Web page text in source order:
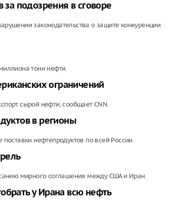
подозрения в сговоре
законодательства о защите конкуренции
тонн нефти.
ограничений
сырой нефти, сообщает CNN.
в регионы
нефтепродуктов по всей России.
мирного соглашения между США и Иран.
у Ирана всю нефть